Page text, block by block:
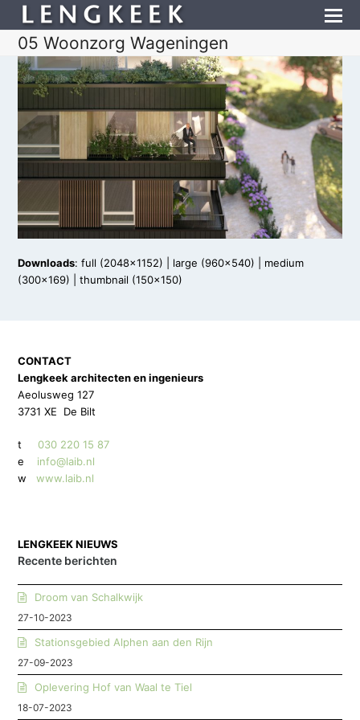
05 Woonzorg Wageningen
Downloads:full (2048x1152) large (960x540)
medium
(300x169) |thumbnail (150x150)
CONTACT
Lengkeek architecten en ingenieurs
Aeolusweg 127
3731 XE De Bilt
t030 220 15 87
e info@laib.nl
w
www.laib.nl
LENGKEEK NIEUWS
Recente berichten
Droom van Schalkwijk
27-10-2023
Stationsgebied Alphen aan den Rijn
27-09-2023
Oplevering Hof van Waal te Tiel
18-07-2023